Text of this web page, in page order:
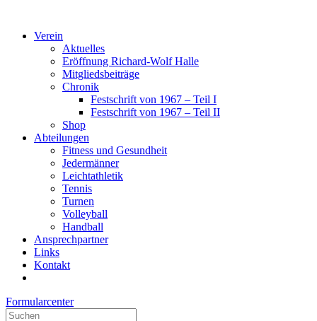
Verein
Aktuelles
Eröffnung Richard-Wolf Halle
Mitgliedsbeiträge
Chronik
Festschrift von 1967 – Teil I
Festschrift von 1967 – Teil II
Shop
Abteilungen
Fitness und Gesundheit
Jedermänner
Leichtathletik
Tennis
Turnen
Volleyball
Handball
Ansprechpartner
Links
Kontakt
Formularcenter